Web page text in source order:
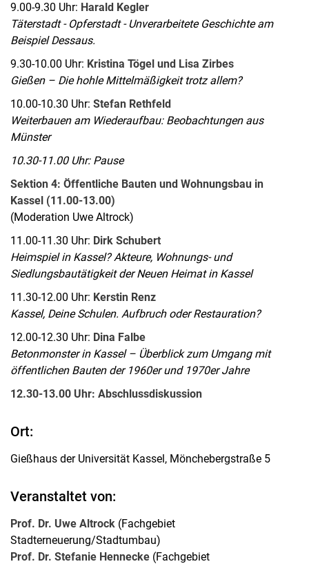
9.00-9.30 Uhr: Harald Kegler
Täterstadt - Opferstadt - Unverarbeitete Geschichte am
Beispiel Dessaus.
9.30-10.00 Uhr: Kristina Tögel und Lisa Zirbes
Gießen – Die hohle Mittelmäßigkeit trotz allem?
10.00-10.30 Uhr: Stefan Rethfeld
Weiterbauen am Wiederaufbau: Beobachtungen aus
Münster
10.30-11.00 Uhr: Pause
Sektion 4: Öffentliche Bauten und Wohnungsbau in
Kassel (11.00-13.00)
(Moderation Uwe Altrock)
11.00-11.30 Uhr: Dirk Schubert
Heimspiel in Kassel? Akteure, Wohnungs- und
Siedlungsbautätigkeit der Neuen Heimat in Kassel
11.30-12.00 Uhr: Kerstin Renz
Kassel, Deine Schulen. Aufbruch oder Restauration?
12.00-12.30 Uhr: Dina Falbe
Betonmonster in Kassel – Überblick zum Umgang mit
öffentlichen Bauten der 1960er und 1970er Jahre
12.30-13.00 Uhr: Abschlussdiskussion
Ort:
Gießhaus der Universität Kassel, Mönchebergstraße 5
Veranstaltet von:
Prof. Dr. Uwe Altrock (Fachgebiet
Stadterneuerung/Stadtumbau)
Prof. Dr. Stefanie Hennecke (Fachgebiet